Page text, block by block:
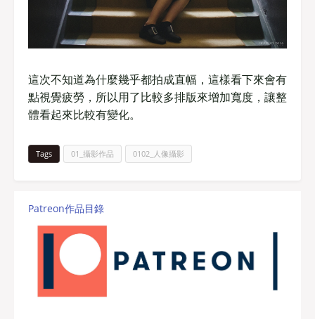
這次不知道為什麼幾乎都拍成直幅，這樣看下來會有
點視覺疲勞，所以用了比較多排版來增加寬度，讓整
體看起來比較有變化。
Tags 01_攝影作品 0102_人像攝影
Patreon作品目錄